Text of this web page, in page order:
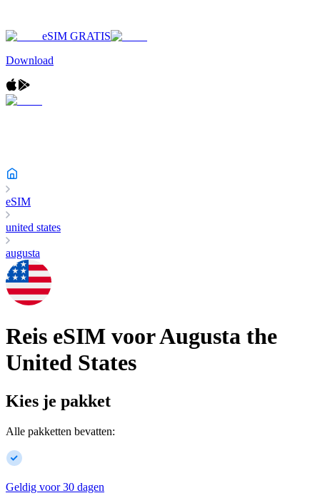
eSIM GRATIS
Download
eSIM
united states
augusta
Reis eSIM voorAugusta the
United States
Kies je pakket
Alle pakketten bevatten:
Geldig voor 30 dagen